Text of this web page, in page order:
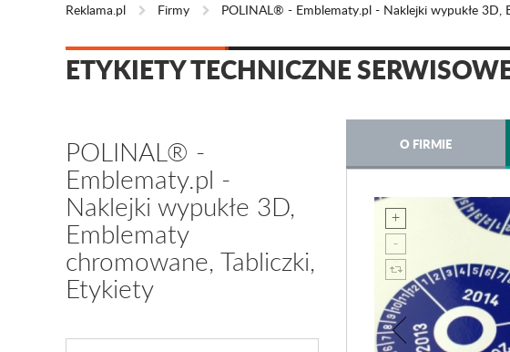
Reklama.pl Firmy POLINAL® - Emblematy.pl - Naklejki wypukłe 3D,
ETYKIETY TECHNICZNE
POLINAL® -
Emblematy.pl -
Naklejki wypukłe 3D,
Emblematy
chromowane, Tabliczki,
Etykiety
O FIRMIE